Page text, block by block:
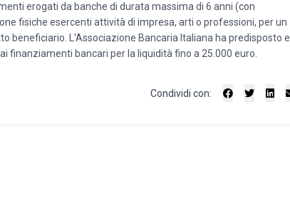
erogati da banche di durata massima di 6 anni (con
fisiche esercenti attività di impresa, arti o professioni, per un
beneficiario. L'Associazione Bancaria Italiana ha predisposto e
bancari per la liquidità fino a 25.000 euro.
Condividi con: